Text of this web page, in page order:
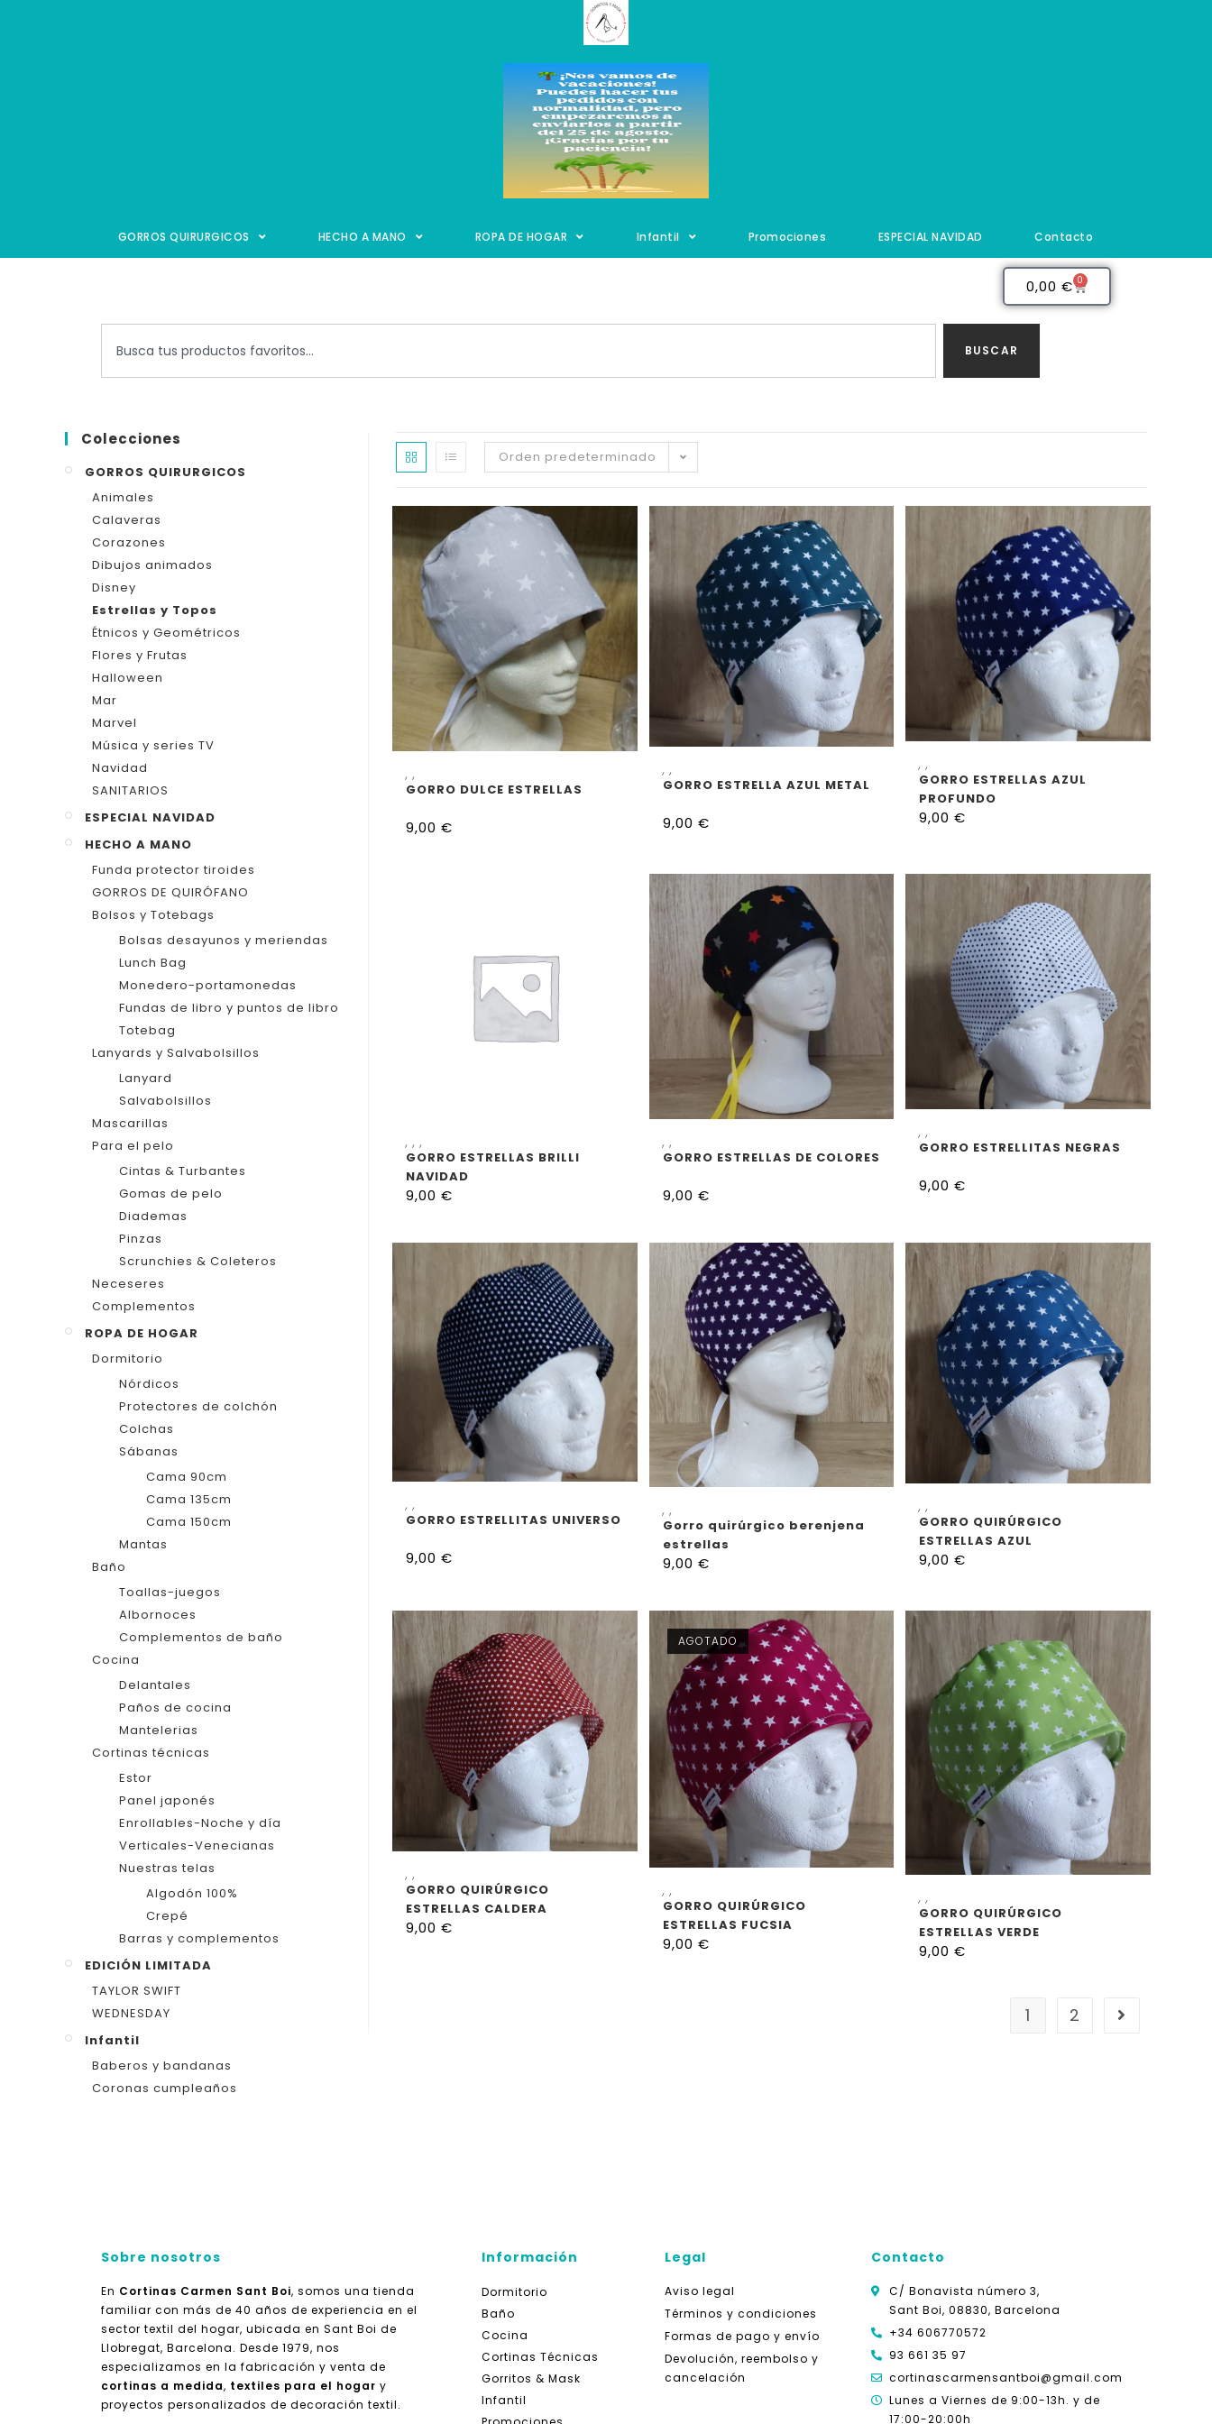
GORROS QUIRURGICOS HECHO A MANO ROPA DE HOGAR Infantil Promociones ESPECIAL NAVIDAD Contacto
0,00 € 0
BUSCAR
Orden predeterminado
,,
GORRO DULCE ESTRELLAS
9,00€
, ,
GORRO ESTRELLA AZUL METAL
9,00 €
, ,
GORRO ESTRELLAS AZUL
PROFUNDO
9,00 €
,,,
GORRO ESTRELLAS BRILLI
NAVIDAD
9,00€
, ,
GORRO ESTRELLAS DE COLORES
9,00 €
,,
GORRO ESTRELLITAS NEGRAS
9,00 €
,,
GORRO ESTRELLITAS UNIVERSO
9,00€
, ,
Gorro quirúrgico berenjena
estrellas
9,00 €
, ,
GORRO QUIRÚRGICO
ESTRELLAS AZUL
9,00 €
,,
GORRO QUIRÚRGICO
ESTRELLAS CALDERA
9,00€
AGOTADO
, ,
GORRO QUIRÚRGICO
ESTRELLAS FUCSIA
9,00 €
, ,
GORRO QUIRÚRGICO
ESTRELLAS VERDE
9,00 €
1 2
Colecciones
GORROS QUIRURGICOS
Animales
Calaveras
Corazones
Dibujos animados
Disney
Estrellas y Topos
Étnicos y Geométricos
Flores y Frutas
Halloween
Mar
Marvel
Música y series TV
Navidad
SANITARIOS
ESPECIAL NAVIDAD
HECHO A MANO
Funda protector tiroides
GORROS DE QUIRÓFANO
Bolsos y Totebags
Bolsas desayunos y meriendas
Lunch Bag
Monedero-portamonedas
Fundas de libro y puntos de libro
Totebag
Lanyards y Salvabolsillos
Lanyard
Salvabolsillos
Mascarillas
Para el pelo
Cintas & Turbantes
Gomas de pelo
Diademas
Pinzas
Scrunchies & Coleteros
Neceseres
Complementos
ROPA DE HOGAR
Dormitorio
Nórdicos
Protectores de colchón
Colchas
Sábanas
Cama 90cm
Cama 135cm
Cama 150cm
Mantas
Baño
Toallas-juegos
Albornoces
Complementos de baño
Cocina
Delantales
Paños de cocina
Mantelerias
Cortinas técnicas
Estor
Panel japonés
Enrollables-Noche y día
Verticales-Venecianas
Nuestras telas
Algodón 100%
Crepé
Barras y complementos
EDICIÓN LIMITADA
TAYLOR SWIFT
WEDNESDAY
Infantil
Baberos y bandanas
Coronas cumpleaños
Sobre nosotros
En Cortinas Carmen Sant Boi, somos una tienda
familiar con más de 40 años de experiencia en el
sector textil del hogar, ubicada en Sant Boi de
Llobregat, Barcelona. Desde 1979, nos
especializamos en la fabricación y venta de
cortinas a medida, textiles para el hogar y
proyectos personalizados de decoración textil.
Información
Dormitorio
Baño
Cocina
Cortinas Técnicas
Gorritos & Mask
Infantil
Legal
Aviso legal
Términos y condiciones
Formas de pago y envío
Devolución, reembolso y
cancelación
Contacto
C/ Bonavista número 3,
Sant Boi, 08830, Barcelona
+34 606770572
93 661 35 97
cortinascarmensantboi@gmail.com
Lunes a Viernes de 9:00-13h. y de
17:00-20:00h